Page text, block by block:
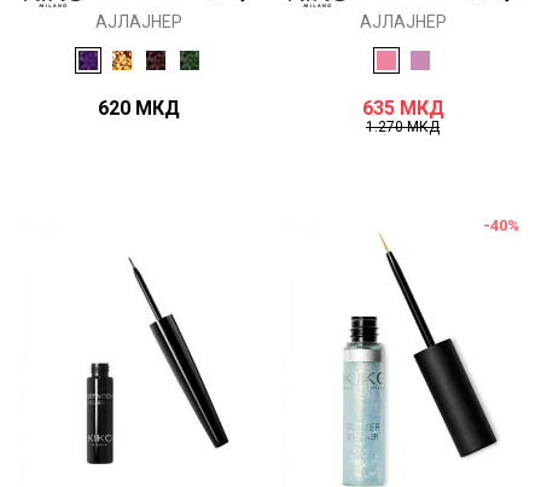
АЈЛАЈНЕР
620 МКД
АЈЛАЈНЕР
635 МКД
1.270МКД
-40%